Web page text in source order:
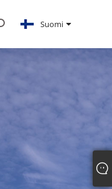
Suomi